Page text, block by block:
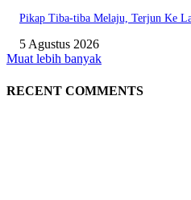
Pikap Tiba-tiba Melaju, Terjun Ke
5 Agustus 2026
Muat lebih banyak
RECENT COMMENTS